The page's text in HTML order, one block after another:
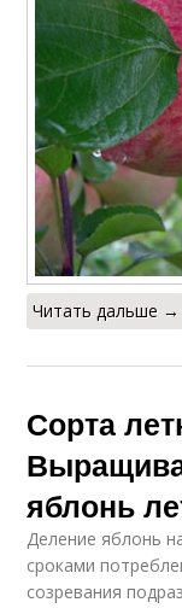
Читать дальше →
Сорта
яблонь
Деление яблонь
сроками
созревания